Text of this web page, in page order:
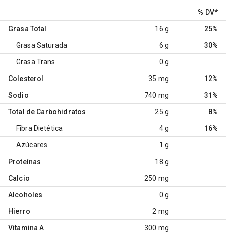
% DV*
Grasa Total 16 g 25%
Grasa Saturada 6 g 30%
Grasa Trans 0 g
Colesterol 35 mg 12%
Sodio 740 mg 31%
Total de Carbohidratos 25 g 8%
Fibra Dietética 4 g 16%
Azúcares 1 g
Proteínas 18 g
Calcio 250 mg
Alcoholes 0 g
Hierro 2 mg
Vitamina A 300 mg